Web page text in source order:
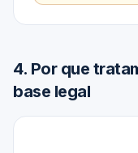
4. Por que
base legal